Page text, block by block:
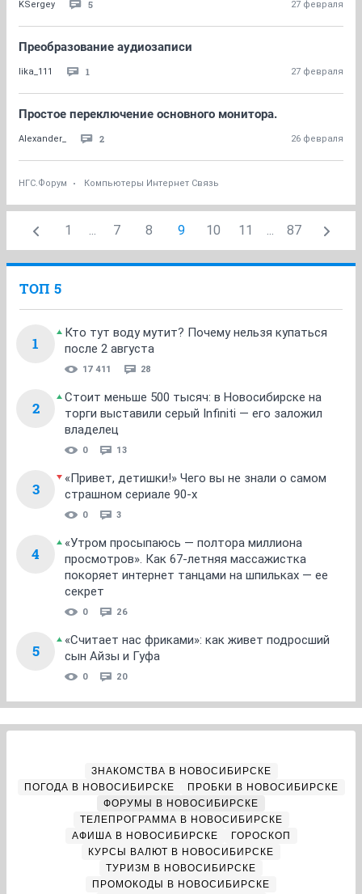
KSergey 5 27 февраля
Преобразование аудиозаписи
lika_111 1 27 февраля
Простое переключение основного монитора.
Alexander_ 2 26 февраля
НГС.Форум Компьютеры Интернет Связь
1 ... 7 8 9 10 11 ... 87
ТОП 5
1
Кто тут воду мутит? Почему нельзя купаться
после 2 августа
17 411 28
2
Стоит меньше 500 тысяч: в Новосибирске на
торги выставили серый Infiniti — его заложил
владелец
0 13
3
«Привет, детишки!» Чего вы не знали о самом
страшном сериале 90-х
0 3
4
«Утром просыпаюсь — полтора миллиона
просмотров». Как 67-летняя массажистка
покоряет интернет танцами на шпильках — ее
секрет
0 26
5
«Считает нас фриками»: как живет подросший
сын Айзы и Гуфа
0 20
ЗНАКОМСТВА В НОВОСИБИРСКЕ
ПОГОДА В НОВОСИБИРСКЕ
ПРОБКИ В НОВОСИБИРСКЕ
ФОРУМЫ В НОВОСИБИРСКЕ
ТЕЛЕПРОГРАММА В НОВОСИБИРСКЕ
АФИША В НОВОСИБИРСКЕ
ГОРОСКОП
КУРСЫ ВАЛЮТ В НОВОСИБИРСКЕ
ТУРИЗМ В НОВОСИБИРСКЕ
ПРОМОКОДЫ В НОВОСИБИРСКЕ